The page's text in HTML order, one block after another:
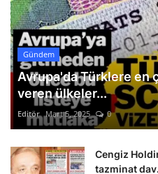
Gündem
Avrupa'da Türklere en
veren ülkeler...
Editör Mart 5, 2025 0
Cengiz
tazminat